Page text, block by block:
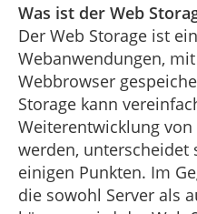
Was ist der Web
Der Web Storage ist
Webanwendungen,
Webbrowser
Storage kann
Weiterentwicklung von
werden, unterscheidet
einigen Punkten. Im
die sowohl Server als